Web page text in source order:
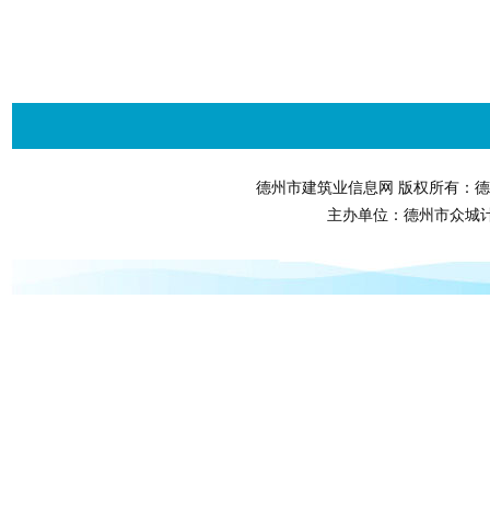
德州市建筑业信息网 版权所有：
主办单位：德州市众城